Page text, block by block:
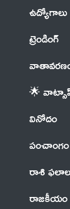
ఉద్యోగాలు
ట్రెండింగ్
🌟
వినోదం
పంచాంగం
రాశి
రాజకీయం